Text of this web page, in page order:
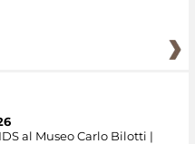
al Museo Carlo Bilotti |